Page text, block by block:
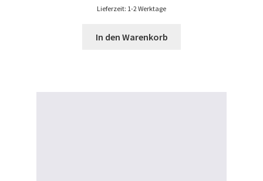
Lieferzeit: 1-2 Werktage
In den Warenkorb